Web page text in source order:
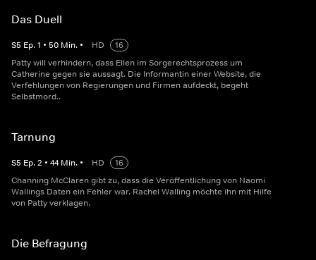
Das Duell
S5 Ep.1 • 50 Min. • HD
16
Patty will verhindern, dass Ellen im Sorgerechtsprozess um
Catherine gegen sie aussagt. Die Informantin einer Website, die
Verfehlungen von Regierungen und Firmen aufdeckt, begeht
Selbstmord..
Tarnung
S5 Ep.2 • 44 Min. • HD
16
Channing McClaren gibt zu, dass die Veröffentlichung von Naomi
Wallings Daten ein Fehler war. Rachel Walling möchte ihn mit Hilfe
von Patty verklagen.
Die Befragung